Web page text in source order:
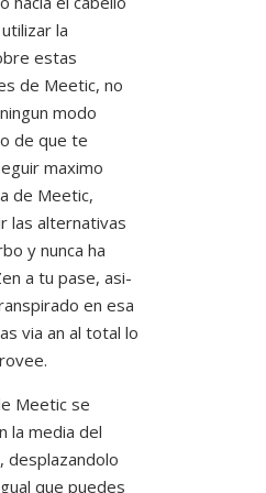
la
estas
de Meetic, no
modo
de que te
maximo
de Meetic,
las alternativas
y nunca ha
a tu pase, asi­
en esa
via an al total lo
Meetic se
la media del
desplazandolo
que puedes